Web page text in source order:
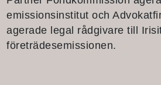
emissionsinstitut och
agerade legal rådgivare till
företrädesemissionen.